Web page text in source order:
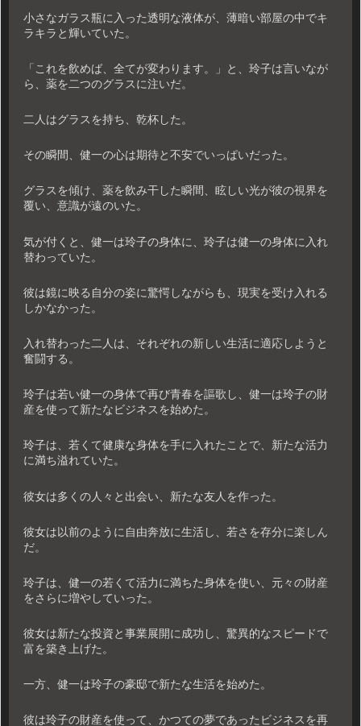
小さなガラス瓶に入った透明な液体が、薄暗い部屋の中でキ
ラキラと輝いていた。
「これを飲めば、全てが変わります。」と、玲子は言いなが
ら、薬を二つのグラスに注いだ。
二人はグラスを持ち、乾杯した。
その瞬間、健一の心は期待と不安でいっぱいだった。
グラスを傾け、薬を飲み干した瞬間、眩しい光が彼の視界を
覆い、意識が遠のいた。
気が付くと、健一は玲子の身体に、玲子は健一の身体に入れ
替わっていた。
彼は鏡に映る自分の姿に驚愕しながらも、現実を受け入れる
しかなかった。
入れ替わった二人は、それぞれの新しい生活に適応しようと
奮闘する。
玲子は若い健一の身体で再び青春を謳歌し、健一は玲子の財
産を使って新たなビジネスを始めた。
玲子は、若くて健康な身体を手に入れたことで、新たな活力
に満ち溢れていた。
彼女は多くの人々と出会い、新たな友人を作った。
彼女は以前のように自由奔放に生活し、若さを存分に楽しん
だ。
玲子は、健一の若くて活力に満ちた身体を使い、元々の財産
をさらに増やしていった。
彼女は新たな投資と事業展開に成功し、驚異的なスピードで
富を築き上げた。
一方、健一は玲子の豪邸で新たな生活を始めた。
彼は玲子の財産を使って、かつての夢であったビジネスを再